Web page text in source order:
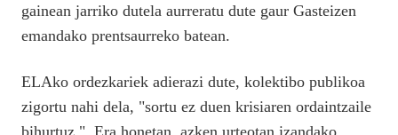
gainean jarriko dutela aurreratu dute gaur Gasteizen
emandako prentsaurreko batean.
ELAko ordezkariek adierazi dute, kolektibo publikoa
zigortu nahi dela, "sortu ez duen krisiaren ordaintzaile
bihurtuz ". Era honetan, azken urteotan izandako